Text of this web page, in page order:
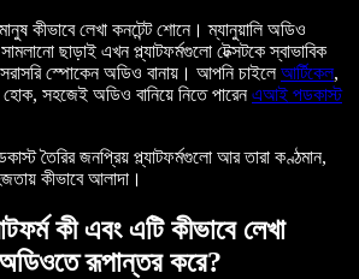
কীভাবে লেখা কনটেন্ট শোনে। ম্যানুয়ালি অডিও
ছাড়াই এখন প্ল্যাটফর্মগুলো টেক্সটকে স্বাভাবিক
স্পোকেন অডিও বানায়। আপনি চাইলেআর্টিকেল,
সহজেই অডিও বানিয়ে নিতে পারেনএআই পডকাস্ট
তৈরির জনপ্রিয় প্ল্যাটফর্মগুলো আর তারা কণ্ঠমান,
কীভাবে আলাদা।
কী এবং এটি কীভাবে লেখা
রূপান্তর করে?